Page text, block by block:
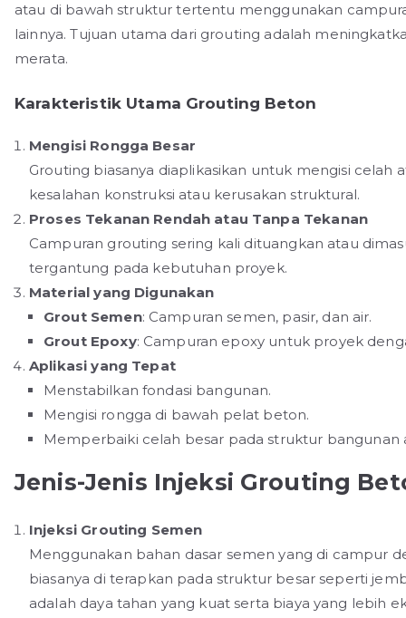
atau di bawah struktur tertentu menggunakan
lainnya. Tujuan utama dari grouting adalah
merata.
Karakteristik Utama Grouting Beton
Mengisi Rongga Besar
Grouting biasanya diaplikasikan untuk mengisi celah
kesalahan konstruksi atau kerusakan struktural.
Proses Tekanan Rendah atau Tanpa Tekanan
Campuran grouting sering kali dituangkan atau
tergantung pada kebutuhan proyek.
Material yang Digunakan
Grout Semen: Campuran semen, pasir, dan air.
Grout Epoxy: Campuran epoxy untuk proyek
Aplikasi yang Tepat
Menstabilkan fondasi bangunan.
Mengisi rongga di bawah pelat beton.
Memperbaiki celah besar pada struktur bangunan
Jenis-Jenis Injeksi Grouting
Injeksi Grouting Semen
Menggunakan bahan dasar semen yang di campur
biasanya di terapkan pada struktur besar seperti
adalah daya tahan yang kuat serta biaya yang lebih